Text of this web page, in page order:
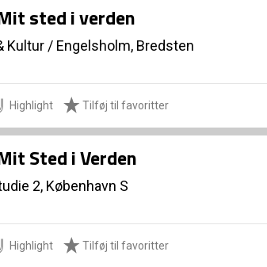
sted i verden
Kultur/ Engelsholm, Bredsten
Highlight Tilføj til favoritter
Sted i Verden
2, København S
Highlight Tilføj til favoritter